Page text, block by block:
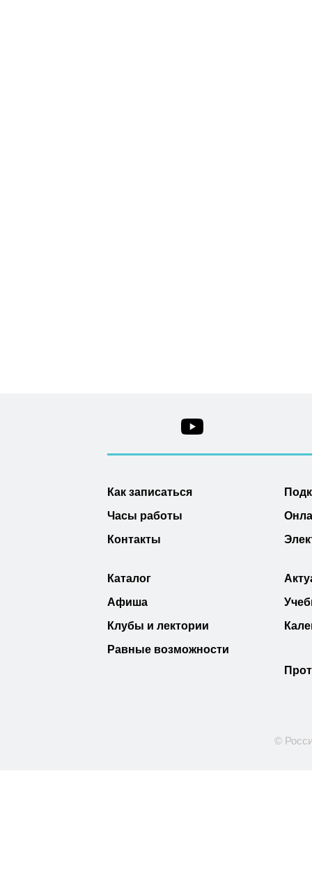
Как записаться
Часы работы
Контакты
Каталог
Афиша
Клубы и лектории
Равные возможности
©